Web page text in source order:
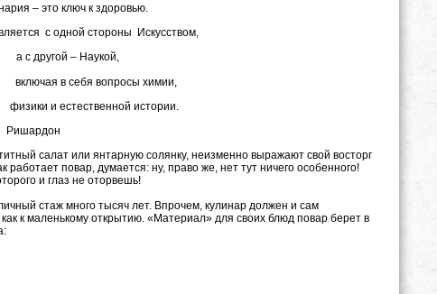
к здоровью.
Искусством,
Наукой,
химии,
истории.
салат или янтарную солянку, неизменно выражают свой восторг
повар, думается: ну, право же, нет тут ничего особенного!
и глаз не оторвешь!
стаж много тысяч лет. Впрочем, кулинар должен и сам
к маленькому открытию. «Материал» для своих блюд повар берет в